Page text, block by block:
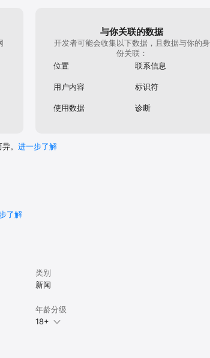
与你关联的数据
开发者可能会收集以下数据，且数据与你的身
份关联：
位置
联系信息
用户内容 标识符
使用数据 诊断
。 进一步了解
了解
类别
新闻
年龄分级
18+